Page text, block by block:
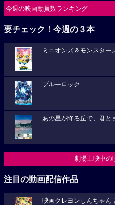
今週の映画動員数ランキング
要チェック！今週の３本
ミニオンズ＆モンスター
ブルーロック
あの星が降る丘で、君と
劇場上映中の
注目の動画配信作品
映画クレヨンしんちゃん